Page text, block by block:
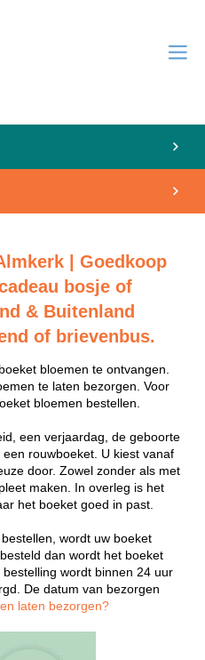
| Goedkoop
bosje of
& Buitenland
of brievenbus.
bloemen te ontvangen.
te laten bezorgen. Voor
bloemen bestellen.
een verjaardag, de geboorte
rouwboeket. U kiest vanaf
door. Zowel zonder als met
maken. In overleg is het
het boeket goed in past.
wordt uw boeket
dan wordt het boeket
wordt binnen 24 uur
De datum van bezorgen
laten bezorgen?